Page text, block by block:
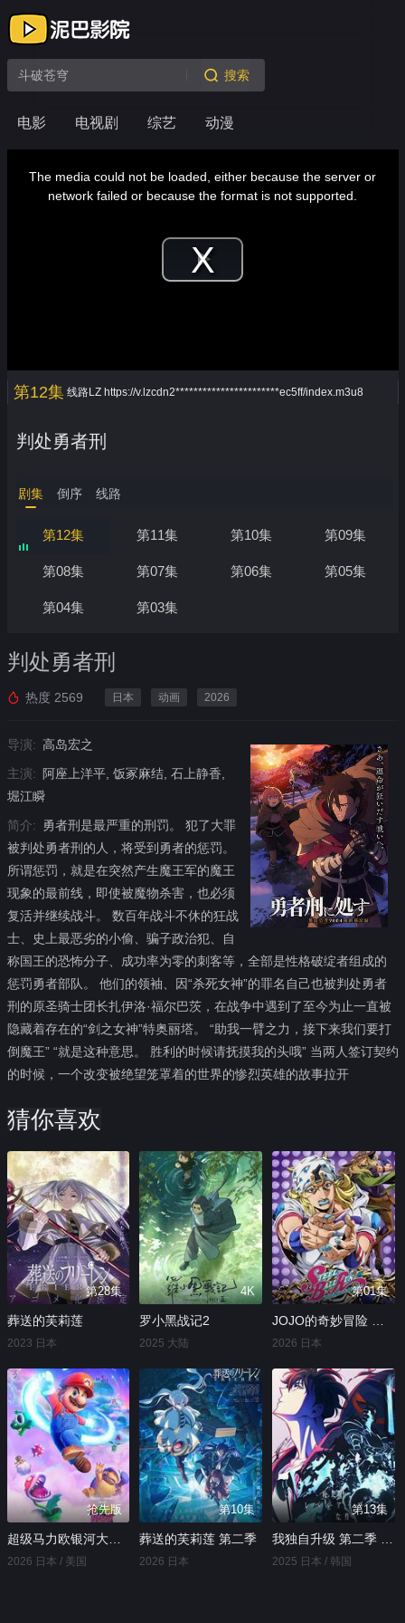
电影 电视剧 综艺 动漫
搜索
Play
modalThe media could not be loaded, either because the server or
network failed or because the format is not supported.
第12集 线路LZ https://v.lzcdn2***********************ec5ff/index.m3u8
判处勇者刑
剧集 倒序 线路
第12集 第11集 第10集 第09集
第08集 第07集 第06集 第05集
第04集 第03集
判处勇者刑
热度 2569 日本 动画 2026
导演: 高岛宏之
主演: 阿座上洋平, 饭冢麻结, 石上静香,
堀江瞬
简介: 勇者刑是最严重的刑罚。 犯了大罪
被判处勇者刑的人，将受到勇者的惩罚。
所谓惩罚，就是在突然产生魔王军的魔王
现象的最前线，即使被魔物杀害，也必须
复活并继续战斗。 数百年战斗不休的狂战
士、史上最恶劣的小偷、骗子政治犯、自
称国王的恐怖分子、成功率为零的刺客等，全部是性格破绽者组成的
惩罚勇者部队。 他们的领袖、因“杀死女神”的罪名自己也被判处勇者
刑的原圣骑士团长扎伊洛·福尔巴茨，在战争中遇到了至今为止一直被
隐藏着存在的“剑之女神”特奥丽塔。 “助我一臂之力，接下来我们要打
倒魔王” “就是这种意思。 胜利的时候请抚摸我的头哦” 当两人签订契约
的时候，一个改变被绝望笼罩着的世界的惨烈英雄的故事拉开
猜你喜欢
第28集
葬送的芙莉莲
2023 日本
4K
罗小黑战记2
2025 大陆
第01集
JOJO的奇妙冒险 飙马野郎
2026 日本
抢先版
超级马力欧银河大电影
2026 日本 / 美国
第10集
葬送的芙莉莲 第二季
2026 日本
第13集
我独自升级 第二季 -起于暗影-
2025 日本 / 韩国